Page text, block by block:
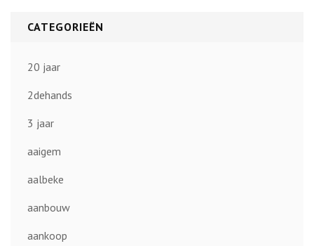
CATEGORIEËN
20 jaar
2dehands
3 jaar
aaigem
aalbeke
aanbouw
aankoop